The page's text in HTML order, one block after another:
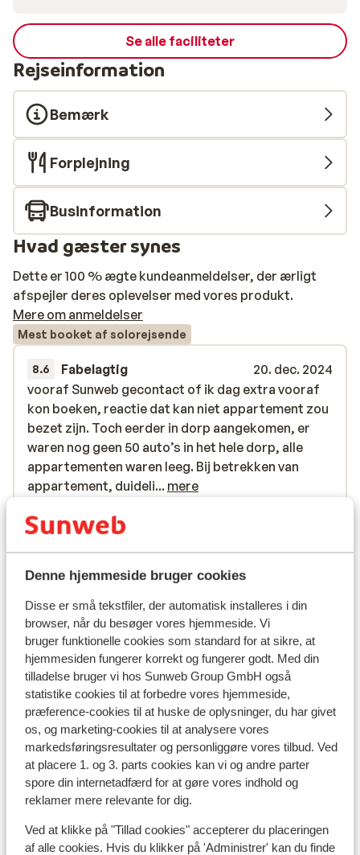
Denne hjemmeside bruger cookies
Disse er små tekstfiler, der automatisk installeres i din
browser, når du besøger vores hjemmeside. Vi
bruger funktionelle cookies som standard for at sikre, at
hjemmesiden fungerer korrekt og fungerer godt. Med din
tilladelse bruger vi hos Sunweb Group GmbH også
statistike cookies til at forbedre vores hjemmeside,
præference-cookies til at huske de oplysninger, du har givet
os, og marketing-cookies til at analysere vores
markedsføringsresultater og personliggøre vores tilbud. Ved
at placere 1. og 3. parts cookies kan vi og andre parter
spore din internetadfærd for at gøre vores indhold og
reklamer mere relevante for dig.
Ved at klikke på "Tillad cookies" accepterer du placeringen
af alle cookies. Hvis du klikker på 'Administrer' kan du finde
Se alle faciliteter
Rejseinformation
Bemærk
Forplejning
Businformation
Hvad gæster synes
Dette er 100 % ægte kundeanmeldelser, der ærligt
afspejler deres oplevelser med vores produkt.
Mere om anmeldelser
Mest booket af solorejsende
8.6 Fabelagtig
20. dec. 2024
vooraf Sunweb gecontact of ik dag extra vooraf
kon boeken, reactie dat kan niet appartement zou
bezet zijn. Toch eerder in dorp aangekomen, er
waren nog geen 50 auto’s in het hele dorp, alle
appartementen waren leeg. Bij betrekken van
appartement, duidelijk zichtbaar dat er langer
waterleiding. Voelt dus als excuus dat er wordt
bedrijfsproncipes in is, maar geef dat dan gewoon
aan, of anders bespreek wat wel mogelijk is.
Tijdelijk ander appartement bijvoorbeeld? Prima
locatie en faciliteiten. Brief voor af klopt adres
locatie inchecken niet. Telefoonnummer inchecken
accommodatie werkt niet. Op incheck tijden
niemand aanwezig. Via reisleider gehoord dat
volgende dag om 1600 deze wel open zou zijn.
Niemand aanwezig brief met bijzonderheden
achtergelaten met email adres, zodat zij mij
konden contacten om toeristen belasting etc te
betalen. Niks vernomen, bij uitschenken niemand
vooraf Sunweb gecontact of ik dag extra vooraf
kon boeken, reactie dat kan niet appartement zou
bezet zijn. Toch eerder in dorp aangekomen, er
waren nog geen 50 auto’s in het hele dorp, alle
appartementen waren leeg. Bij betrekken van
appartement, duideli... mere
Anonym
Solorejsende
Se alle 1 anmeldelser
Lokation
Se på kort
I området
Afstand til skipiste ca. 500 meter